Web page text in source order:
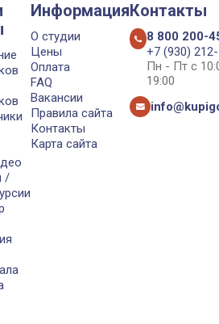
/
Информация
О студии
Цены
Оплата
FAQ
Вакансии
Правила сайта
Контакты
Карта сайта
Контакты
8 800 200-
+7 (930)
Пн - Пт с
19:00